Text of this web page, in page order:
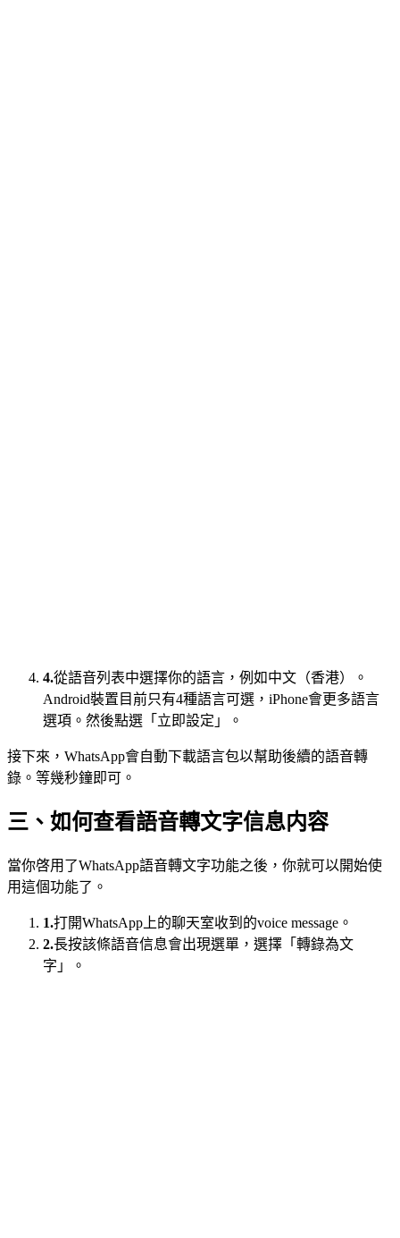
4.從語音列表中選擇你的語言，例如中文（香港）。
Android裝置目前只有4種語言可選，iPhone會更多語言
選項。然後點選「立即設定」。
接下來，WhatsApp會自動下載語言包以幫助後續的語音轉
錄。等幾秒鐘即可。
三、如何查看語音轉文字信息内容
當你啓用了WhatsApp語音轉文字功能之後，你就可以開始使
用這個功能了。
1.打開WhatsApp上的聊天室收到的voice message。
2.長按該條語音信息會出現選單，選擇「轉錄為文
字」。